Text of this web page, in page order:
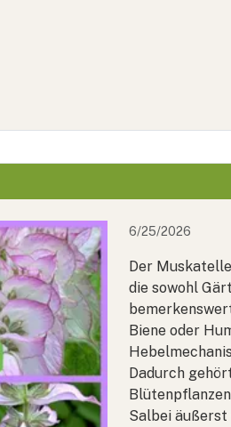
6/25/2026
Der
die sowohl
Biene oder
Dadurch
Salbei